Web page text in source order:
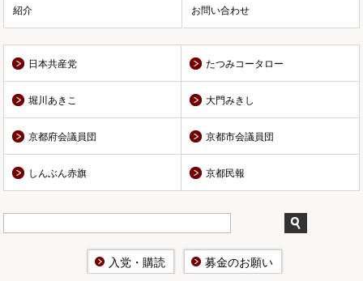
紹介 お問い合わせ
日本共産党 たつみコータロー
堀川あきこ 大門みきし
京都府会議員団 京都市会議員団
しんぶん赤旗 京都民報
入党・購読 募金のお願い